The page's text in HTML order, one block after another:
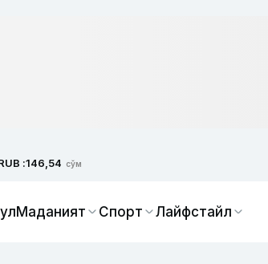
:146,54 сўм
Маданият Спорт Лайфстайл